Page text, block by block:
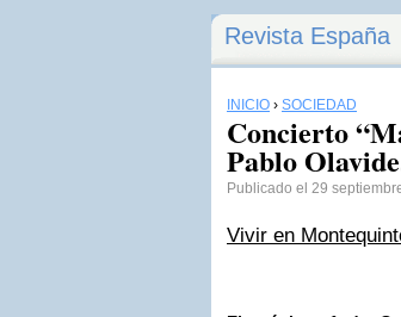
Revista España
INICIO › SOCIEDAD
Concierto
Pablo
Publicado el 29
Vivir en